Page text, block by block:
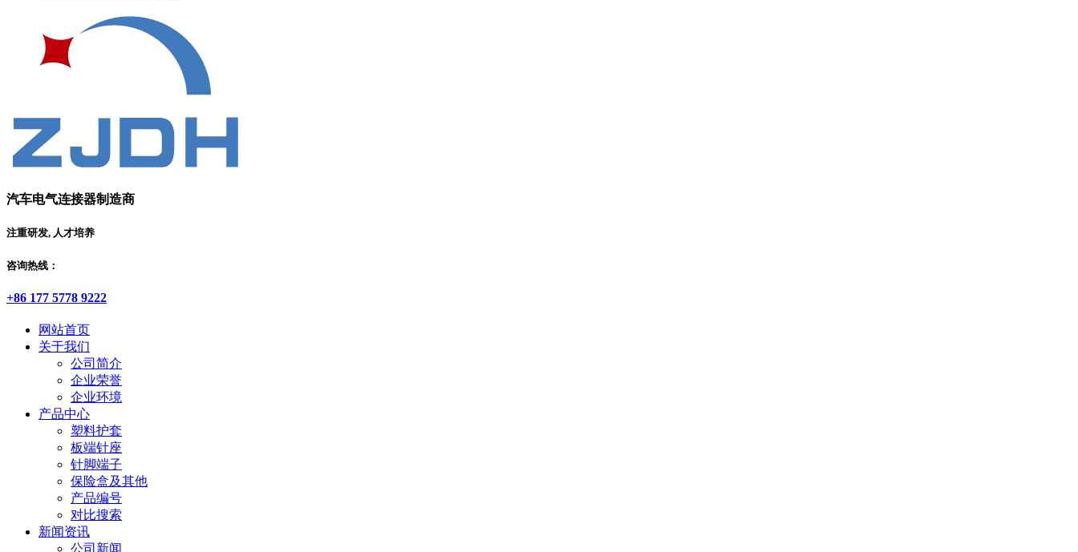
汽车电气连接器制造商
注重研发, 人才培养
咨询热线：
+86 177 5778 9222
网站首页
关于我们
公司简介
企业荣誉
企业环境
产品中心
塑料护套
板端针座
针脚端子
保险盒及其他
产品编号
对比搜索
新闻资讯
公司新闻